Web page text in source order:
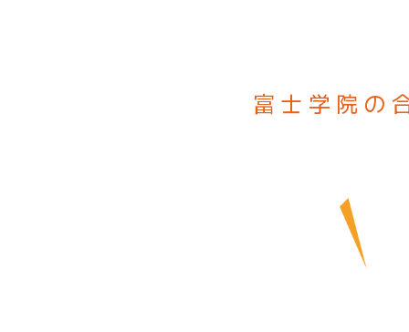
富士学院の